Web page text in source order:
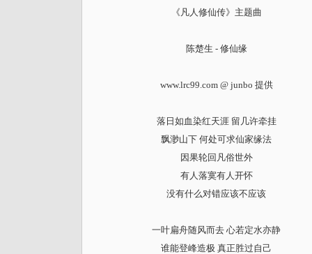
《凡人修仙传》主题曲
陈楚生 - 修仙缘
www.lrc99.com @ junbo 提供
落日如血染红天涯 留几许牵挂
飘渺山下 何处可求仙家缘法
因果轮回凡俗世外
有人落寞有人开怀
没有什么对错应该不应该
一叶扁舟随风而去 心若定水亦静
谁能登峰造极 真正胜过自己